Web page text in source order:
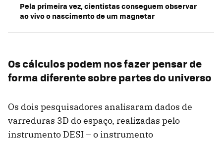
Pela primeira vez, cientistas conseguem observar
ao vivo o nascimento de um magnetar
Os cálculos podem nos fazer pensar de
forma diferente sobre partes do universo
Os dois pesquisadores analisaram dados de
varreduras 3D do espaço, realizadas pelo
instrumento DESI – o instrumento